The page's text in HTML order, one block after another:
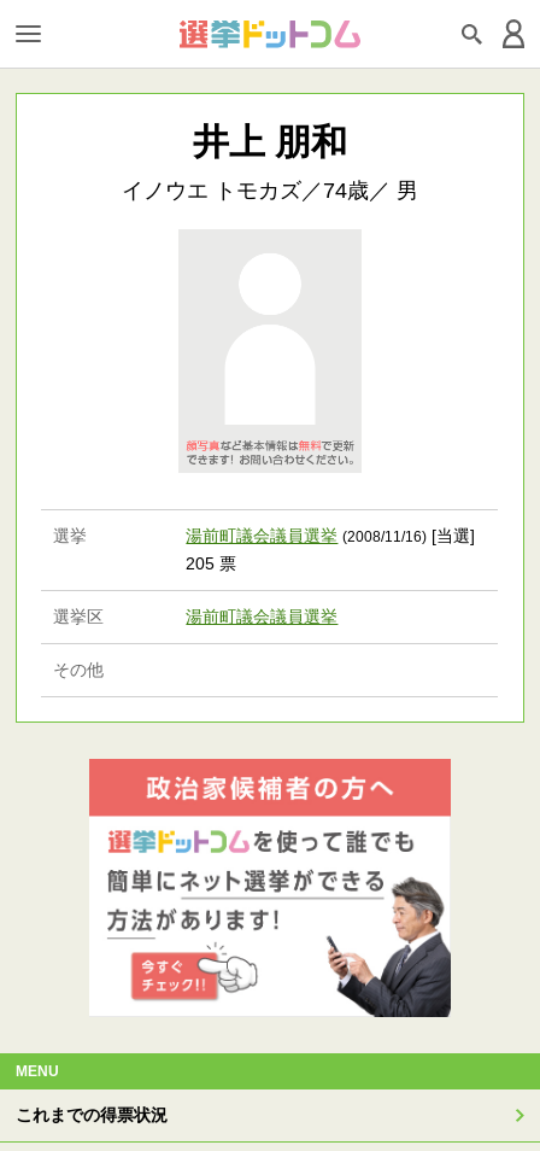
井上 朋和
イノウエ トモカズ／74歳／ 男
選挙 湯前町議会議員選挙 (2008/11/16) [当選]
205 票
選挙区 湯前町議会議員選挙
その他
MENU
これまでの得票状況